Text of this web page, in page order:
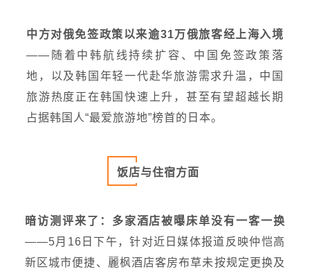
中方对俄免签政策以来逾31万俄旅客经上海入境
——随着中韩航线持续扩容、中国免签政策落
地，以及韩国年轻一代赴华旅游需求升温，中国
旅游热度正在韩国快速上升，甚至有望超越长期
占据韩国人“最爱旅游地”榜首的日本。
饭店与住宿方面
暗访测评来了：多家酒店被曝床单没有一客一换
——5月16日下午，针对近日媒体报道反映仲恺高
新区城市便捷、麗枫酒店客房布草未按规定更换及